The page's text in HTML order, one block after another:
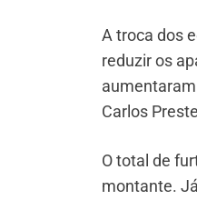
A troca dos
reduzir os
Carlos
O total de
montante.